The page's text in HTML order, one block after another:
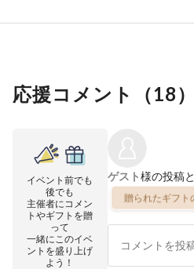
応援コメント（18）
イベント前でも
後でも
主催者にコメン
トやギフトを贈
って
一緒にこのイベ
ントを盛り上げ
よう！
ゲスト様の投稿
贈られたギフト